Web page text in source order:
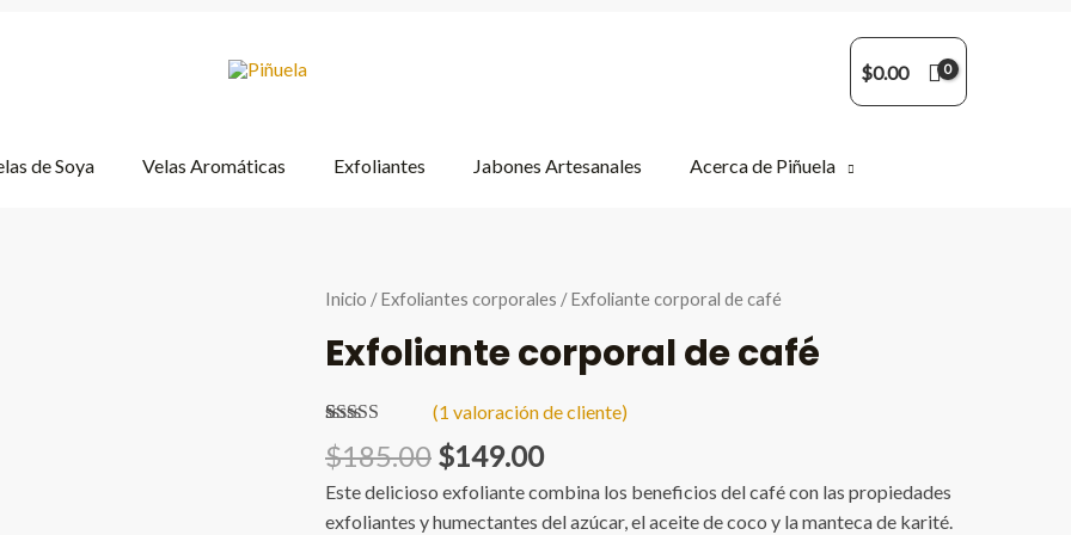
$0.00
de Soya Velas Aromáticas Exfoliantes Jabones Artesanales Acerca de Piñuela
Inicio /Exfoliantes corporales / Exfoliante corporal de café
Exfoliante corporal de café
Valorado
5.00sobre 5
puntuación
de cliente
(1 valoración de cliente)
$185.00 Original
price
was:
$149.00Current
price
is:
Este delicioso exfoliante combina los beneficios del café con las propiedades
exfoliantes y humectantes del azúcar, el aceite de coco y la manteca de karité.